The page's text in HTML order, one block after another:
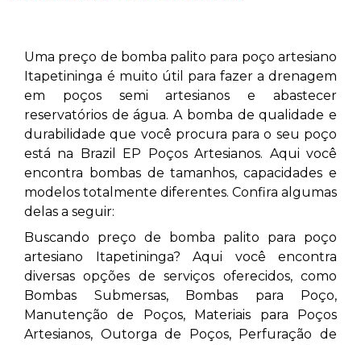
Uma preço de bomba palito para poço artesiano
Itapetininga é muito útil para fazer a drenagem
em poços semi artesianos e abastecer
reservatórios de água. A bomba de qualidade e
durabilidade que você procura para o seu poço
está na Brazil EP Poços Artesianos. Aqui você
encontra bombas de tamanhos, capacidades e
modelos totalmente diferentes. Confira algumas
delas a seguir:
Buscando preço de bomba palito para poço
artesiano Itapetininga? Aqui você encontra
diversas opções de serviços oferecidos, como
Bombas Submersas, Bombas para Poço,
Manutenção de Poços, Materiais para Poços
Artesianos, Outorga de Poços, Perfuração de